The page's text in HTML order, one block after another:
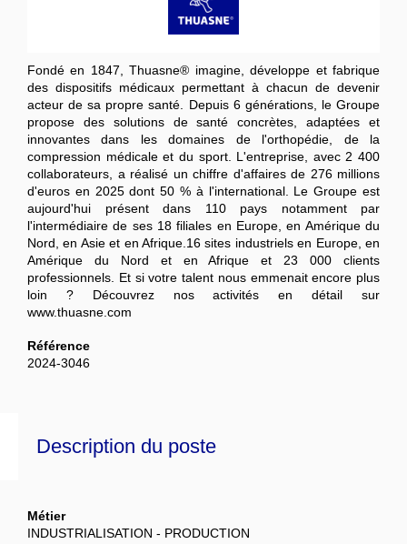
Description du poste
Métier
INDUSTRIALISATION - PRODUCTION
Fondé en 1847, Thuasne® imagine, développe et fabrique
des dispositifs médicaux permettant à chacun de devenir
acteur de sa propre santé. Depuis 6 générations, le Groupe
propose des solutions de santé concrètes, adaptées et
innovantes dans les domaines de l'orthopédie, de la
compression médicale et du sport. L'entreprise, avec 2 400
collaborateurs, a réalisé un chiffre d'affaires de 276 millions
d'euros en 2025 dont 50 % à l'international. Le Groupe est
aujourd'hui présent dans 110 pays notamment par
l'intermédiaire de ses 18 filiales en Europe, en Amérique du
Nord, en Asie et en Afrique.16 sites industriels en Europe, en
Amérique du Nord et en Afrique et 23 000 clients
professionnels. Et si votre talent nous emmenait encore plus
loin ? Découvrez nos activités en détail sur
www.thuasne.com
Référence
2024-3046